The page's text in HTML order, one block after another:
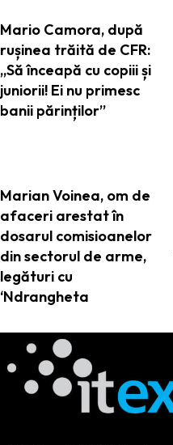
Mario Camora, după
rușinea trăită de CFR:
„Să înceapă cu copiii și
juniorii! Ei nu primesc
banii părinților”
Marian Voinea, om de
afaceri arestat în
dosarul comisioanelor
din sectorul de arme,
legături cu
‘Ndrangheta